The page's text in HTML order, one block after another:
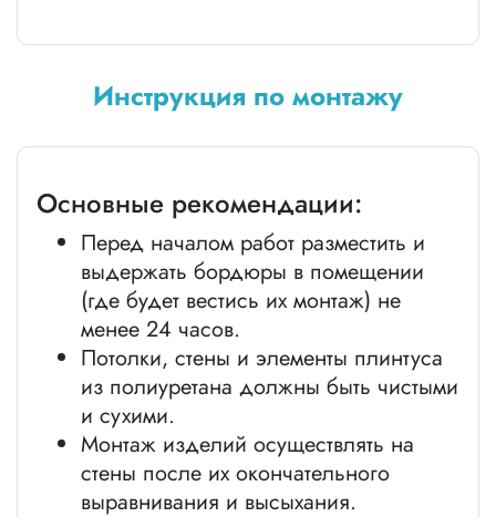
Инструкция по монтажу
Основные рекомендации:
Перед началом работ разместить и
выдержать бордюры в помещении
(где будет вестись их монтаж) не
менее 24 часов.
Потолки, стены и элементы плинтуса
из полиуретана должны быть чистыми
и сухими.
Монтаж изделий осуществлять на
стены после их окончательного
выравнивания и высыхания.